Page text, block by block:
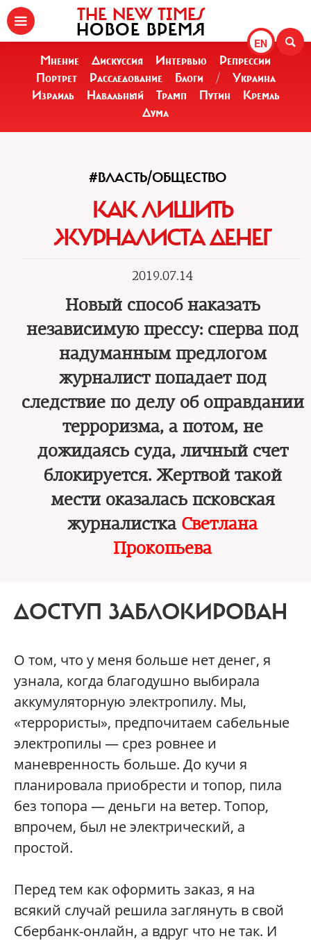
EN
THE NEW TIMES
НОВОЕ ВРЕМЯ
Мнение Дискуссия Интервью
Репрессии
Портрет
Расследование Блоги /
Украина
Израиль
Навальный Трамп Путин
Кремль
Дума
#ВЛАСТЬ/ОБЩЕСТВО
КАК ЛИШИТЬ
ЖУРНАЛИСТА ДЕНЕГ
2019.07.14
Новый способ наказать
независимую прессу: сперва под
надуманным предлогом
журналист попадает под
следствие по делу об оправдании
терроризма, а потом, не
дожидаясь суда, личный счет
блокируется. Жертвой такой
мести оказалась псковская
журналистка Светлана
Прокопьева
ДОСТУП ЗАБЛОКИРОВАН
О том, что у меня больше нет денег, я
узнала, когда благодушно выбирала
аккумуляторную электропилу. Мы,
«террористы», предпочитаем сабельные
электропилы — срез ровнее и
маневренность больше. До кучи я
планировала приобрести и топор, пила
без топора — деньги на ветер. Топор,
впрочем, был не электрический, а
простой.
Перед тем как оформить заказ, я на
всякий случай решила заглянуть в свой
Сбербанк-онлайн, а вдруг что не так. И